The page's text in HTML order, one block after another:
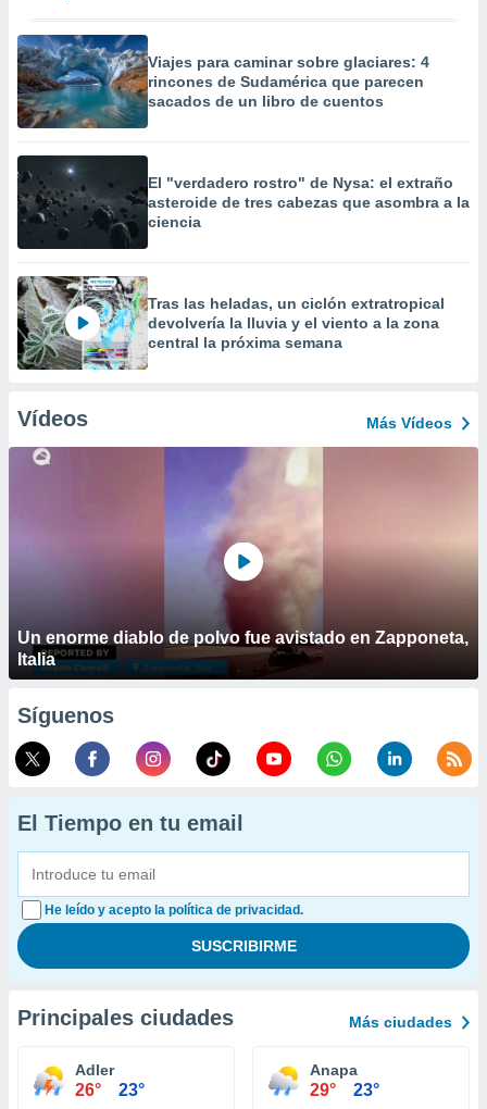
Viajes para caminar sobre glaciares: 4
rincones de Sudamérica que parecen
sacados de un libro de cuentos
El "verdadero rostro" de Nysa: el extraño
asteroide de tres cabezas que asombra a la
ciencia
Tras las heladas, un ciclón extratropical
devolvería la lluvia y el viento a la zona
central la próxima semana
Vídeos Más Vídeos
Un enorme diablo de polvo fue avistado en Zapponeta,
Italia
Síguenos
El Tiempo en tu email
He leído y acepto la política de privacidad.
Principales ciudades Más ciudades
Adler
26° 23°
Anapa
29° 23°